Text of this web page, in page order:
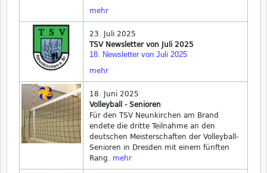
mehr
23. Juli 2025
TSV Newsletter von Juli 2025
18. Newsletter von Juli 2025
mehr
18. Juni 2025
Volleyball - Senioren
Für den TSV Neunkirchen am Brand
endete die dritte Teilnahme an den
deutschen Meisterschaften der Volleyball-
Senioren in Dresden mit einem fünften
Rang. mehr